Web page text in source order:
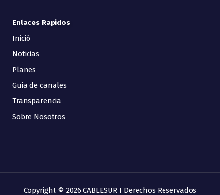
Enlaces Rapidos
Inició
Noticias
Planes
Guia de canales
Transparencia
Sobre Nosotros
Copyright © 2026 CABLESUR I Derechos Reservados